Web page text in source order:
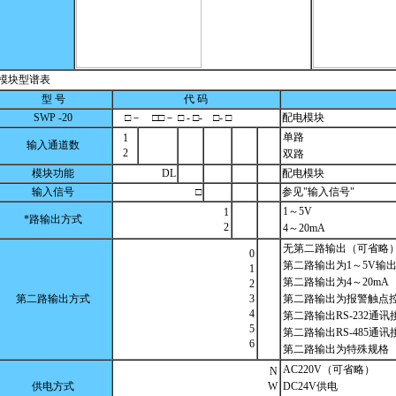
块型谱表
型 号
代 码
SWP -20
□－ □□－ □ - □- □- □ 配电模块
输入通道数
1
2
单路
双路
模块功能
DL
配电模块
输入信号
□ 参见"输入信号"
*路输出方式
1
2
1～5V
4～20mA
第二路输出方式
0
1
2
3
4
5
6
无第二路输出（可省略）
第二路输出为1～5V输出
第二路输出为4～20mA
第二路输出为报警触点
第二路输出RS-232通讯
第二路输出RS-485通讯
第二路输出为特殊规格
供电方式
N
W
AC220V（可省略）
DC24V供电